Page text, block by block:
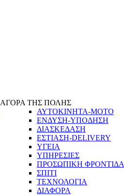
ΑΓΟΡΑ ΤΗΣ ΠΟΛΗΣ
ΑΥΤΟΚΙΝΗΤΑ-ΜΟΤΟ
ΕΝΔΥΣΗ-ΥΠΟΔΗΣΗ
ΔΙΑΣΚΕΔΑΣΗ
ΕΣΤΙΑΣΗ-DELIVERY
ΥΓΕΙΑ
ΥΠΗΡΕΣΙΕΣ
ΠΡΟΣΩΠΙΚΗ ΦΡΟΝΤΙΔΑ
ΣΠΙΤΙ
ΤΕΧΝΟΛΟΓΙΑ
ΔΙΑΦΟΡΑ